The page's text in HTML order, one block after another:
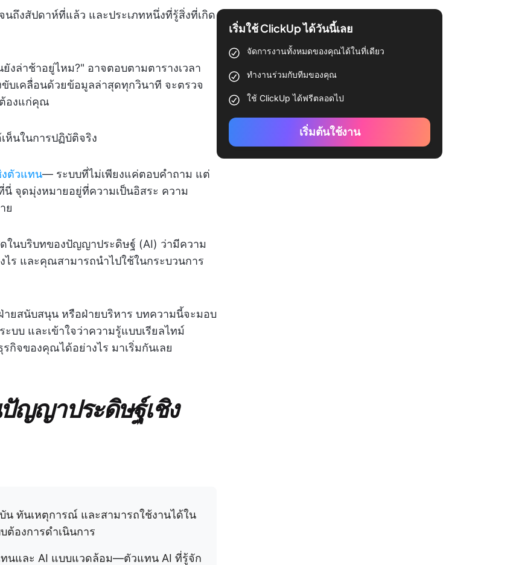
นถึงสัปดาห์ที่แล้ว และประเภทหนึ่งที่รู้สิ่งที่เกิด
ล่าช้าอยู่ไหม?" อาจตอบตามตารางเวลา
บเคลื่อนด้วยข้อมูลล่าสุดทุกวินาที จะตรวจ
องแก่คุณ
ห็นในการปฏิบัติจริง
งตัวแทน— ระบบที่ไม่เพียงแค่ตอบคำถาม แต่
จุดมุ่งหมายอยู่ที่ความเป็นอิสระ ความ
ย
ในบริบทของปัญญาประดิษฐ์ (AI) ว่ามีความ
ร และคุณสามารถนำไปใช้ในกระบวนการ
ยสนับสนุน หรือฝ่ายบริหาร บทความนี้จะมอบ
บบ และเข้าใจว่าความรู้แบบเรียลไทม์
กิจของคุณได้อย่างไร มาเริ่มกันเลย
ญญาประดิษฐ์เชิง
น ทันเหตุการณ์ และสามารถใช้งานได้ใน
องการดำเนินการ
นและ AI แบบแวดล้อม—ตัวแทน AI ที่รู้จัก
เริ่มใช้ ClickUp ได้วันนี้เลย
จัดการงานทั้งหมดของคุณได้ในที่เดียว
ทำงานร่วมกับทีมของคุณ
ใช้ ClickUp ได้ฟรีตลอดไป
เริ่มต้นใช้งาน